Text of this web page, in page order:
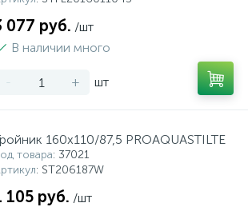
077 руб. /шт
В наличии много
- + шт
160x110/87,5 PROAQUASTILTE
товара: 37021
: ST206187W
105 руб. /шт